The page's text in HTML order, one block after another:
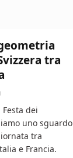
tra
dei
uno sguardo
tra
e Francia.